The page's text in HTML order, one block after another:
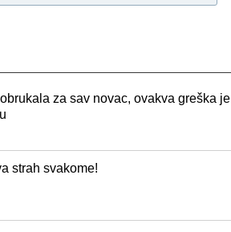
za sav novac, ovakva greška je
strah svakome!